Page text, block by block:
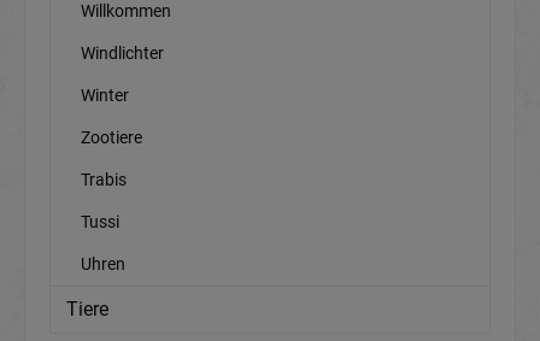
Willkommen
Windlichter
Winter
Zootiere
Trabis
Tussi
Uhren
Tiere